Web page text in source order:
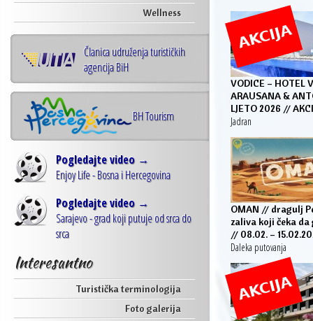
Wellness
Članica udruženja turističkih
agencija BiH
BH Tourism
Pogledajte video →
Enjoy Life - Bosna i Hercegovina
Pogledajte video →
Sarajevo - grad koji putuje od srca do
srca
Interesantno
Turistička terminologija
Foto galerija
VODICE – HOTEL
ARAUSANA &
LJETO 2026 //
Jadran
OMAN // dragulj
zaliva koji čeka
// 08.02. –
Daleka putovanja